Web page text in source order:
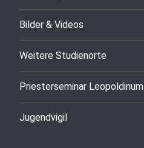
Bilder & Videos
Weitere Studienorte
Priesterseminar Leopoldinum
Jugendvigil